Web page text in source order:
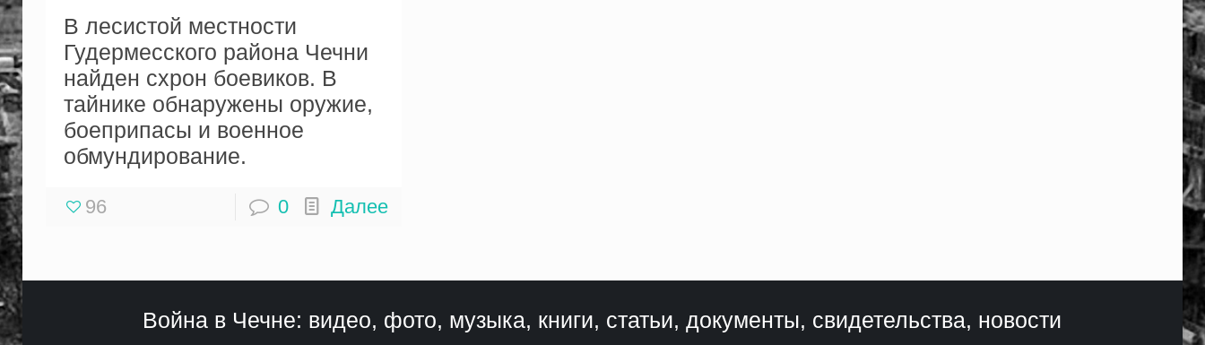
В лесистой местности
Гудермесского района Чечни
найден схрон боевиков. В
тайнике обнаружены оружие,
боеприпасы и военное
обмундирование.
96 0 Далее
Война в Чечне: видео, фото, музыка, книги, статьи, документы, свидетельства, новости